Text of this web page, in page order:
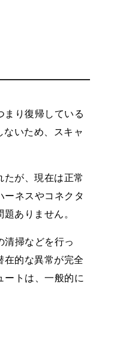
り復帰している
いため、スキャ
が、現在は正常
ーネスやコネクタ
ありません。
掃などを行っ
的な異常が完全
ートは、一般的に